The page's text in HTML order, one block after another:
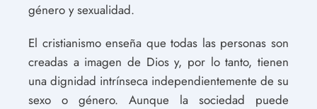
género y sexualidad.
El cristianismo enseña que todas las personas son
creadas a imagen de Dios y, por lo tanto, tienen
una dignidad intrínseca independientemente de su
sexo o género. Aunque la sociedad puede